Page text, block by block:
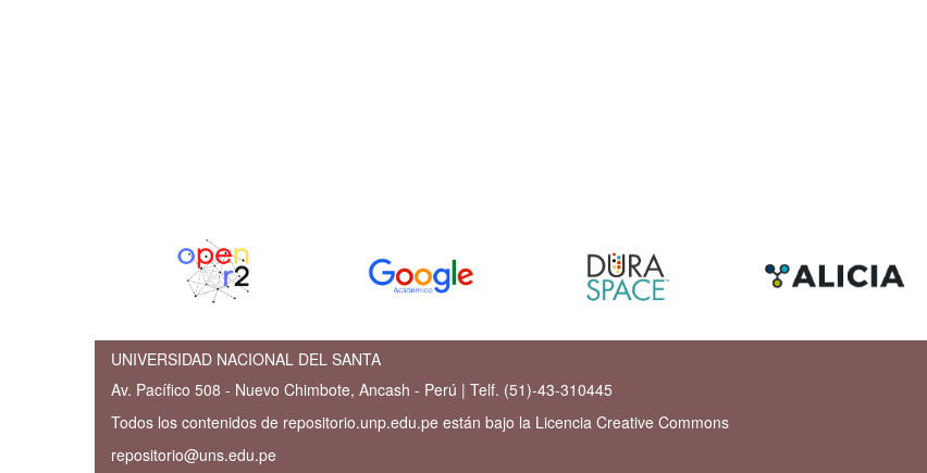
UNIVERSIDAD NACIONAL DEL SANTA
Av. Pacífico 508 - Nuevo Chimbote, Ancash - Perú | Telf. (51)-43-310445
Todos los contenidos de repositorio.unp.edu.pe están bajo la Licencia Creative Commons
repositorio@uns.edu.pe